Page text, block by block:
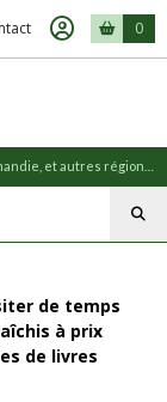
0
de temps
à prix
de livres